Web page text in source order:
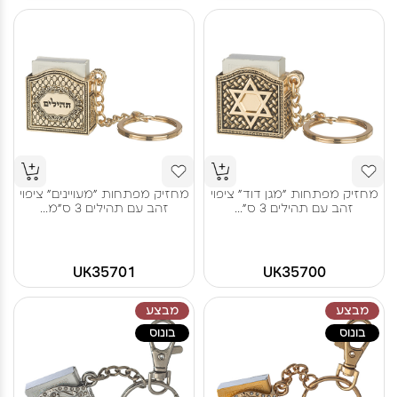
מחזיק מפתחות "מגן דוד" ציפוי
זהב עם תהילים 3 ס"...
UK35700
מחזיק מפתחות "מעויינים" ציפוי
זהב עם תהילים 3 ס"מ...
UK35701
מבצע
בונוס
מבצע
בונוס